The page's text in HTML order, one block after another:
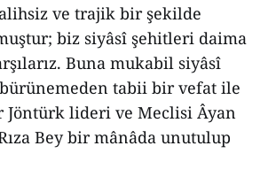
ve trajik bir şekilde
biz siyâsî şehitleri daima
Buna mukabil siyâsî
bürünemeden tabii bir vefat ile
Jöntürk lideri ve Meclisi Âyan
Bey bir mânâda unutulup